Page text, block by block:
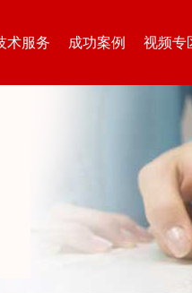
术服务 成功案例 视频专